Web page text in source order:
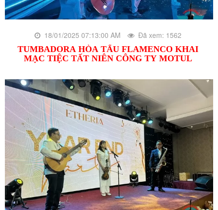
18/01/2025 07:13:00 AM Đã xem: 1562
TUMBADORA HÒA TẤU FLAMENCO KHAI
MẠC TIỆC TẤT NIÊN CÔNG TY MOTUL